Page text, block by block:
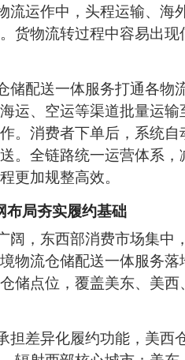
流运作中，头程运输、海
货物流转过程中容易出
储配送一体服务打通各物
运、空运等渠道批量运
。消费者下单后，系统
。全链路统一运营体系
更加规整高效。
布局夯实履约基础
阔，东西部消费市场集中
物流仓储配送一体服务
储点位，覆盖美东、美
担差异化履约功能，美西